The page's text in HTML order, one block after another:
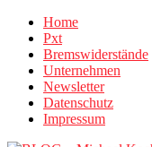
Home
Pxt
Bremswiderstände
Unternehmen
Newsletter
Datenschutz
Impressum